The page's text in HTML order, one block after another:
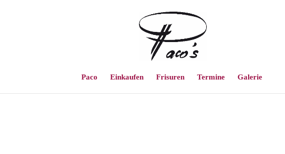
Paco Einkaufen Frisuren Termine Galerie